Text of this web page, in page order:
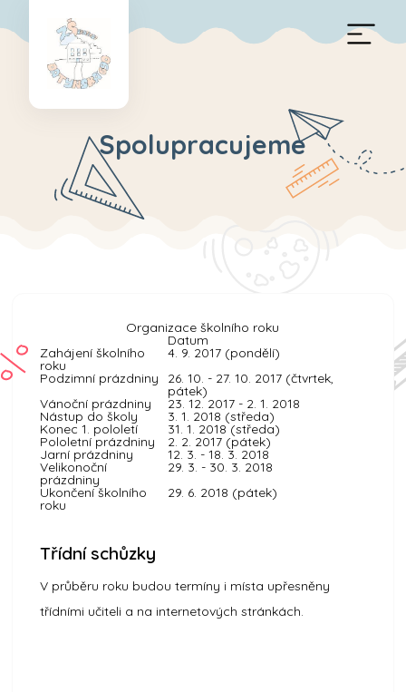
Spolupracujeme
Organizace školního roku
Datum
Zahájení školního
roku
4. 9. 2017 (pondělí)
Podzimní prázdniny
26. 10. - 27. 10. 2017 (čtvrtek,
pátek)
Vánoční prázdniny 23. 12. 2017 - 2. 1. 2018
Nástup do školy 3. 1. 2018 (středa)
Konec 1. pololetí 31. 1. 2018 (středa)
Pololetní prázdniny 2. 2. 2017 (pátek)
Jarní prázdniny 12. 3. - 18. 3. 2018
Velikonoční
prázdniny
29. 3. - 30. 3. 2018
Ukončení školního
roku
29. 6. 2018 (pátek)
Třídní schůzky
V průběru roku budou termíny i místa upřesněny
třídními učiteli a na internetových stránkách.